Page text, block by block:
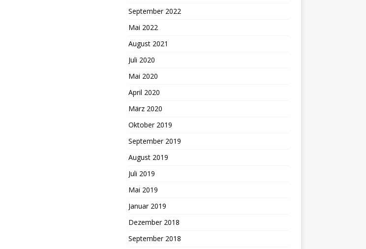
September 2022
Mai 2022
August 2021
Juli 2020
Mai 2020
April 2020
März 2020
Oktober 2019
September 2019
August 2019
Juli 2019
Mai 2019
Januar 2019
Dezember 2018
September 2018